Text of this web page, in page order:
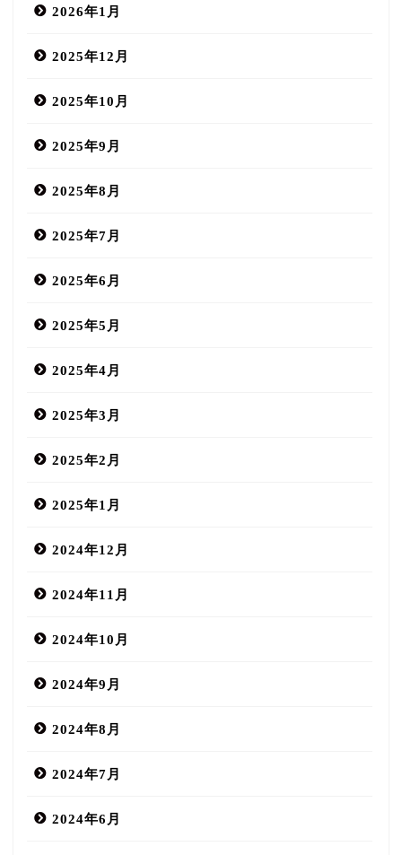
2026年1月
2025年12月
2025年10月
2025年9月
2025年8月
2025年7月
2025年6月
2025年5月
2025年4月
2025年3月
2025年2月
2025年1月
2024年12月
2024年11月
2024年10月
2024年9月
2024年8月
2024年7月
2024年6月